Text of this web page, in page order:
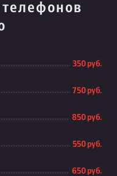
350 руб.
750 руб.
850 руб.
550 руб.
650 руб.